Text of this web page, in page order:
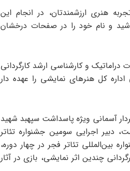
هنری ارزشمندتان، در انجام این
و نام خود را در صفحات درخشان
و کارشناسی ارشد کارگردانی
کل هنرهای نمایشی را عهده دار
آسمانی ویژه پاسداشت سپهبد شهید
دبیر اجرایی سومین جشنواره تئاتر
بین‌المللی تئاتر فجر در چهار دوره،
چندین اثر نمایشی، بازی در آثار